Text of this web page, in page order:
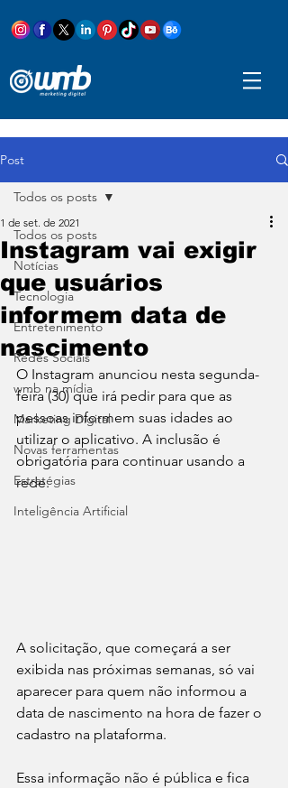
Post
Todos os posts
Notícias
Tecnologia
Entretenimento
Redes Sociais
wmb na mídia
Marketing Digital
Novas ferramentas
Estratégias
Inteligência Artificial
Todos os posts
Instagram vai exigir
que usuários
informem data de
nascimento
1 de set. de 2021
O Instagram anunciou nesta segunda-
feira (30) que irá pedir para que as
pessoas informem suas idades ao
utilizar o aplicativo. A inclusão é
obrigatória para continuar usando a
rede.
A solicitação, que começará a ser
exibida nas próximas semanas, só vai
aparecer para quem não informou a
data de nascimento na hora de fazer o
cadastro na plataforma.
Essa informação não é pública e fica